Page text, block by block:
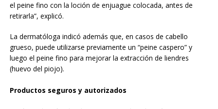
el peine fino con la loción de enjuague colocada, antes de
retirarla”, explicó.
La dermatóloga indicó además que, en casos de cabello
grueso, puede utilizarse previamente un “peine caspero” y
luego el peine fino para mejorar la extracción de liendres
(huevo del piojo).
Productos seguros y autorizados